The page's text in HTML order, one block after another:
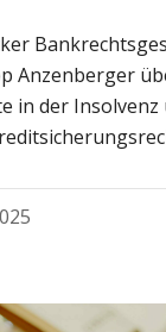
Anzenberger
in der Insolvenz